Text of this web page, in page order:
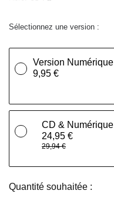
Sélectionnez une version :
Version Numérique
9,95 €
CD & Numérique
24,95 €
29,94 €
Quantité souhaitée :